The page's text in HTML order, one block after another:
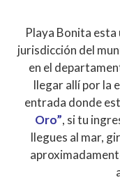
Playa Bonita esta
jurisdicción del
en el
llegar allí por la
entrada donde
Oro”, si tu
llegues al mar,